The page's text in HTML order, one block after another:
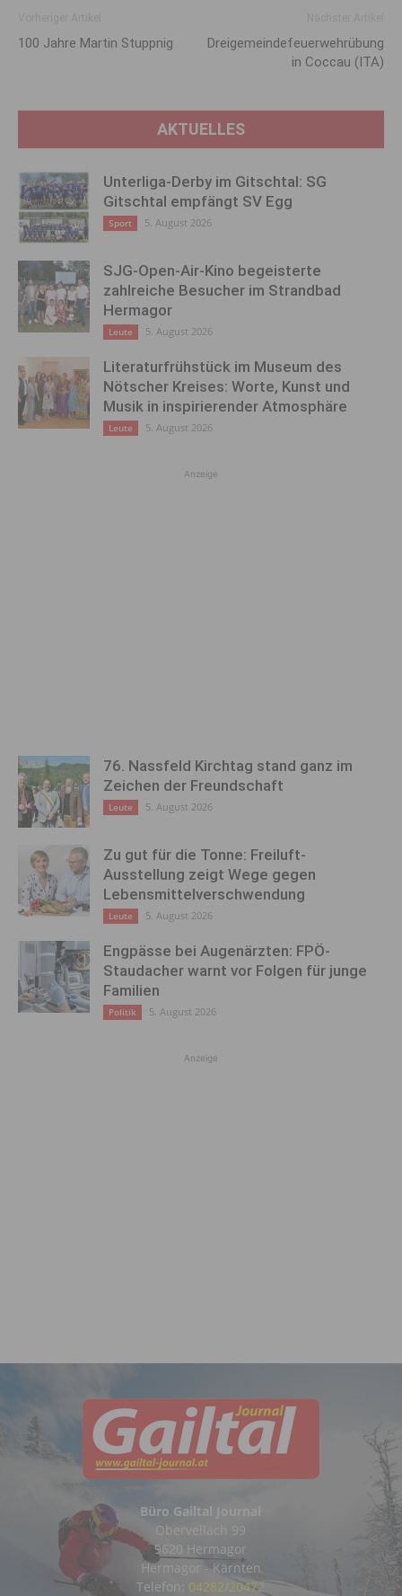
100 Jahre Martin Stuppnig
Dreigemeindefeuerwehrübung
in Coccau (ITA)
AKTUELLES
Unterliga-Derby im Gitschtal: SG
Gitschtal empfängt SV Egg
Sport 5. August 2026
SJG-Open-Air-Kino begeisterte
zahlreiche Besucher im Strandbad
Hermagor
Leute 5. August 2026
Literaturfrühstück im Museum des
Nötscher Kreises: Worte, Kunst und
Musik in inspirierender Atmosphäre
Leute 5. August 2026
Anzeige
76. Nassfeld Kirchtag stand ganz im
Zeichen der Freundschaft
Leute 5. August 2026
Zu gut für die Tonne: Freiluft-
Ausstellung zeigt Wege gegen
Lebensmittelverschwendung
Leute 5. August 2026
Engpässe bei Augenärzten: FPÖ-
Staudacher warnt vor Folgen für junge
Familien
Politik 5. August 2026
Anzeige
Büro Gailtal Journal
Obervellach 99
9620 Hermagor
Hermagor - Kärnten
Telefon: 04282/20472